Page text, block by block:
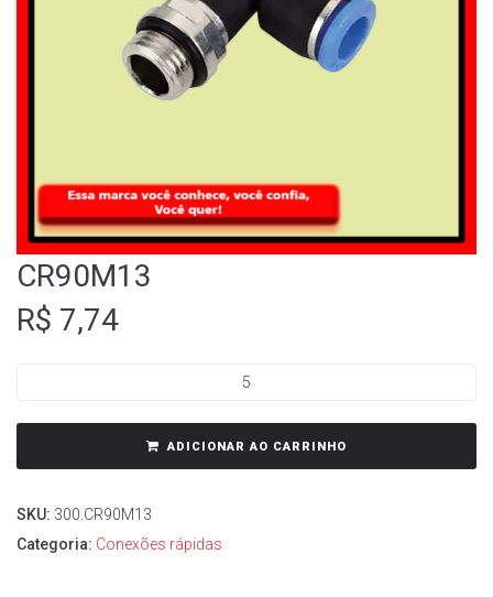
CR90M13
R$ 7,74
ADICIONAR AO CARRINHO
SKU: 300.CR90M13
Categoria: Conexões rápidas